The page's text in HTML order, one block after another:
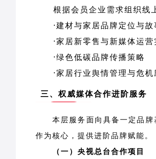
根据会员企业需求组织线
·建材与家居品牌定位与
·家居新零售与新媒体运营
·绿色低碳品牌传播策略
·家居行业舆情管理与危机
三、权威媒体合作进阶服务
本层服务面向具备一定品
作为核心，提供进阶品牌赋能。
（一）央视总台合作项目